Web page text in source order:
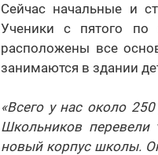
Сейчас начальные и
Ученики с пятого
расположены все
занимаются в здании
«Всего у нас около
Школьников перевели
новый корпус школы.